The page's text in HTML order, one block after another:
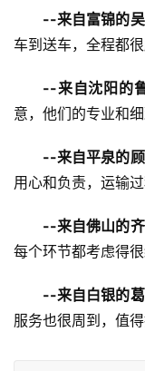
--来自富锦的吴
车到送车，全程都很
--来自沈阳的
意，他们的专业和细
--来自平泉的顾
用心和负责，运输过
--来自佛山的齐
每个环节都考虑得很
--来自白银的葛
服务也很周到，值得